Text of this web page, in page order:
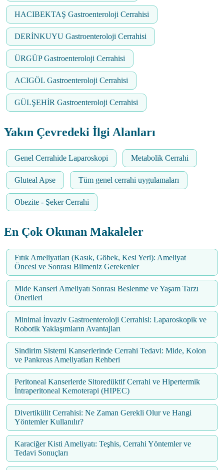
HACIBEKTAŞ Gastroenteroloji Cerrahisi
DERİNKUYU Gastroenteroloji Cerrahisi
ÜRGÜP Gastroenteroloji Cerrahisi
ACIGÖL Gastroenteroloji Cerrahisi
GÜLŞEHİR Gastroenteroloji Cerrahisi
Yakın Çevredeki İlgi Alanları
Genel Cerrahide Laparoskopi Metabolik Cerrahi
Gluteal Apse Tüm genel cerrahi uygulamaları
Obezite - Şeker Cerrahi
En Çok Okunan Makaleler
Fıtık Ameliyatları (Kasık, Göbek, Kesi Yeri): Ameliyat
Öncesi ve Sonrası Bilmeniz Gerekenler
Mide Kanseri Ameliyatı Sonrası Beslenme ve Yaşam Tarzı
Önerileri
Minimal İnvaziv Gastroenteroloji Cerrahisi: Laparoskopik ve
Robotik Yaklaşımların Avantajları
Sindirim Sistemi Kanserlerinde Cerrahi Tedavi: Mide, Kolon
ve Pankreas Ameliyatları Rehberi
Peritoneal Kanserlerde Sitoredüktif Cerrahi ve Hipertermik
İntraperitoneal Kemoterapi (HIPEC)
Divertikülit Cerrahisi: Ne Zaman Gerekli Olur ve Hangi
Yöntemler Kullanılır?
Karaciğer Kisti Ameliyatı: Teşhis, Cerrahi Yöntemler ve
Tedavi Sonuçları